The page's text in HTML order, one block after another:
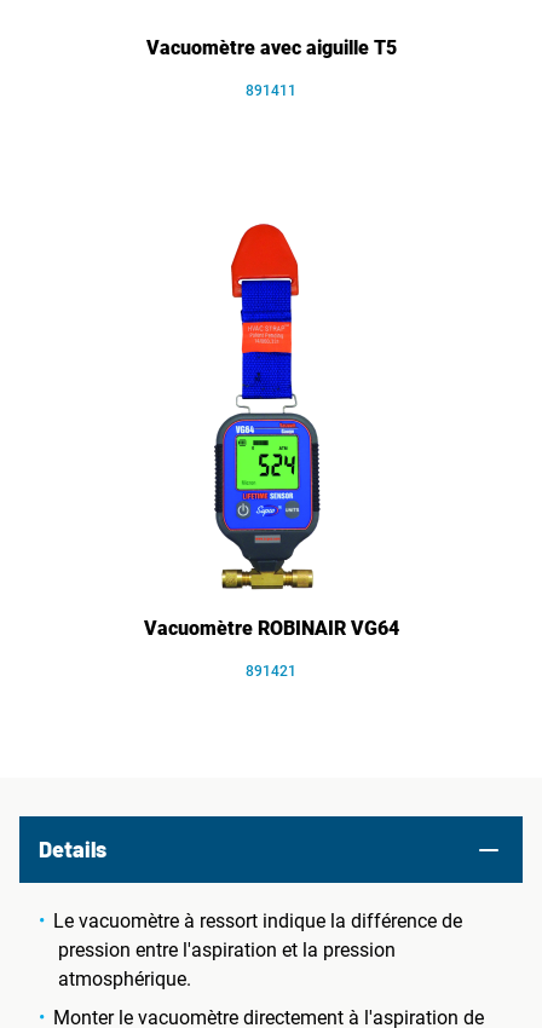
Vacuomètre avec aiguille T5
891411
Vacuomètre ROBINAIR VG64
891421
Details
Le vacuomètre à ressort indique la différence de
pression entre l'aspiration et la pression
atmosphérique.
Monter le vacuomètre directement à l'aspiration de